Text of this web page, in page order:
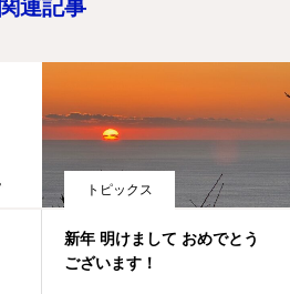
関連記事
トピックス
新年 明けまして おめでとう
ございます！